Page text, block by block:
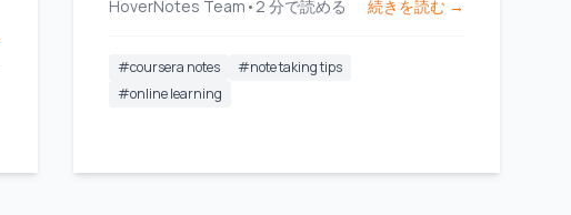
さい。
HoverNotes Team • 2 分で読める 続きを読む →
#coursera notes #note taking tips
#online learning